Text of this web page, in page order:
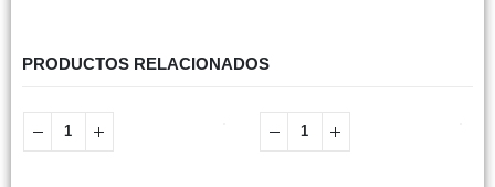
PRODUCTOS RELACIONADOS